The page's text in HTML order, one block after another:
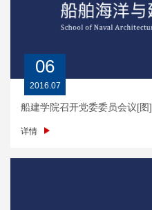
06
2016.07
船建学院召开党委委员会议[图]
详情